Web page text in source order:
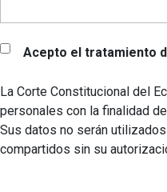
Acepto el tratamiento
La Corte Constitucional del
personales con la finalidad
Sus datos no serán
compartidos sin su